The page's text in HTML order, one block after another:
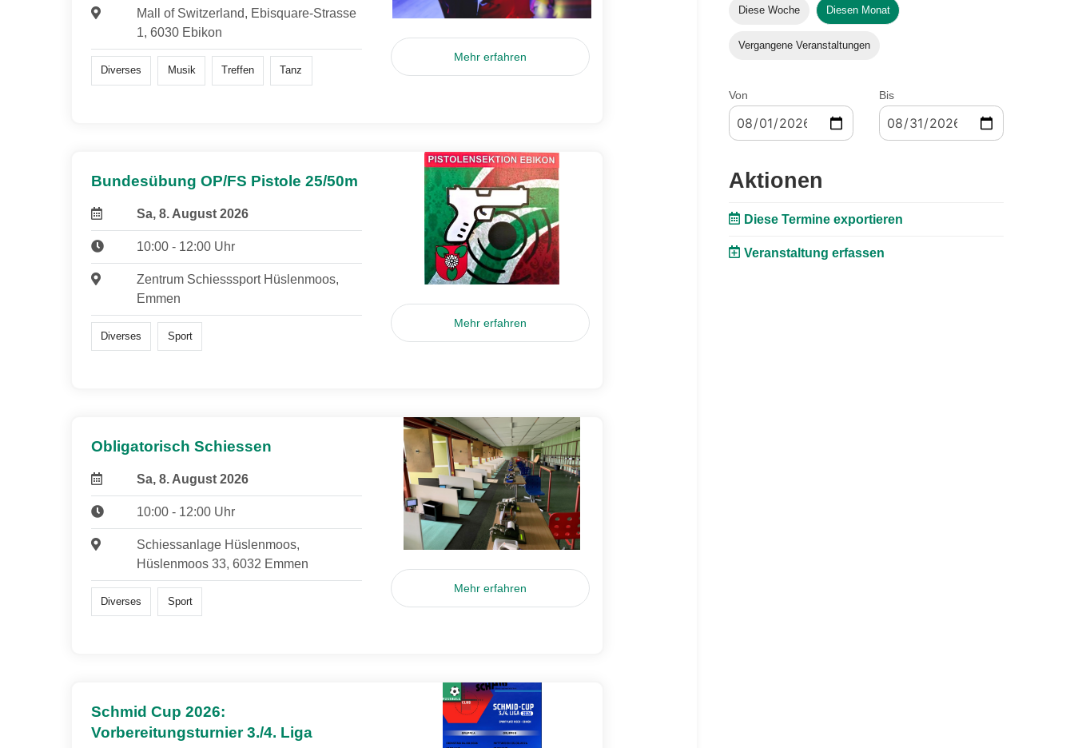
Mall of Switzerland, Ebisquare-Strasse
1, 6030 Ebikon
Diverses Musik Treffen Tanz
Mehr erfahren
Bundesübung OP/FS Pistole 25/50m
Sa, 8. August 2026
10:00 - 12:00 Uhr
Zentrum Schiesssport Hüslenmoos,
Emmen
Diverses Sport
Mehr erfahren
Obligatorisch Schiessen
Sa, 8. August 2026
10:00 - 12:00 Uhr
Schiessanlage Hüslenmoos,
Hüslenmoos 33, 6032 Emmen
Diverses Sport
Mehr erfahren
Schmid Cup 2026:
Vorbereitungsturnier 3./4. Liga
Diese Woche Diesen Monat
Vergangene Veranstaltungen
Von Bis
Aktionen
Diese Termine exportieren
Veranstaltung erfassen